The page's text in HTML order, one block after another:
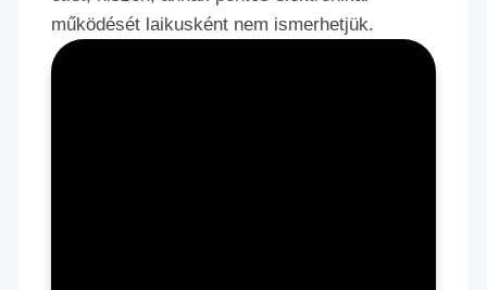
működését laikusként nem ismerhetjük.